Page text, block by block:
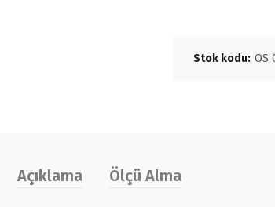
Stok kodu: OS
Açıklama Ölçü Alma